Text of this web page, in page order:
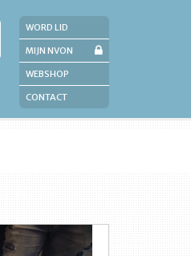
WORD LID
MIJN NVON
WEBSHOP
CONTACT